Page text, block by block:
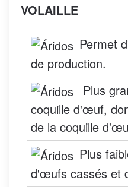
VOLAILLE
Permet
de production.
Plus
coquille d'œuf,
de la coquille
Plus
d'œufs cassés et